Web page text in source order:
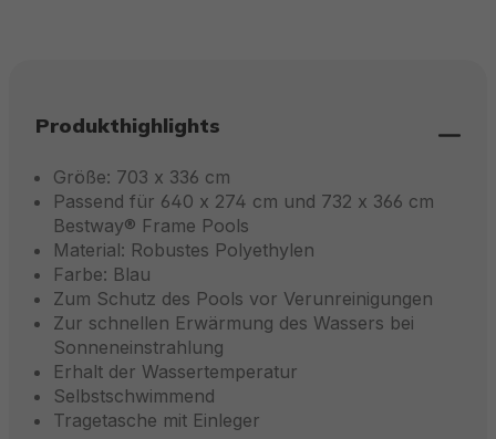
Produkthighlights
Größe: 703 x 336 cm
Passend für 640 x 274 cm und 732 x 366 cm
Bestway® Frame Pools
Material: Robustes Polyethylen
Farbe: Blau
Zum Schutz des Pools vor Verunreinigungen
Zur schnellen Erwärmung des Wassers bei
Sonneneinstrahlung
Erhalt der Wassertemperatur
Selbstschwimmend
Tragetasche mit Einleger